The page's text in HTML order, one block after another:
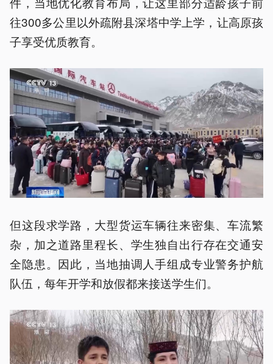
往300多公里以外疏附县深塔中学上学，让高原孩
子享受优质教育。
但这段求学路，大型货运车辆往来密集、车流繁
杂，加之道路里程长、学生独自出行存在交通安
全隐患。因此，当地抽调人手组成专业警务护航
队伍，每年开学和放假都来接送学生们。